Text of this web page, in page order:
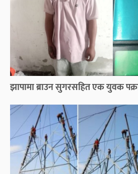
झापामा ब्राउन सुगरसहित एक युवक